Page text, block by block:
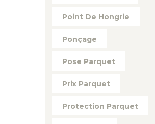
Point De Hongrie
Ponçage
Pose Parquet
Prix Parquet
Protection Parquet